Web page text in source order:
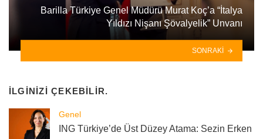
Barilla Türkiye Genel Müdürü Murat Koç’a “İtalya
Yıldızı Nişanı Şövalyelik” Unvanı
SONRAKI
İLGINIZI ÇEKEBILIR.
Genel
ING Türkiye’de Üst Düzey Atama: Sezin Erken